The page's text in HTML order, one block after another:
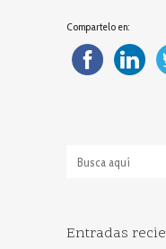
Compartelo en:
Entradas